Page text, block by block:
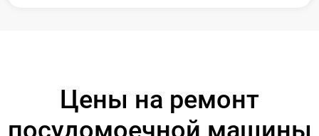
Цены на ремонт
посудомоечной машины